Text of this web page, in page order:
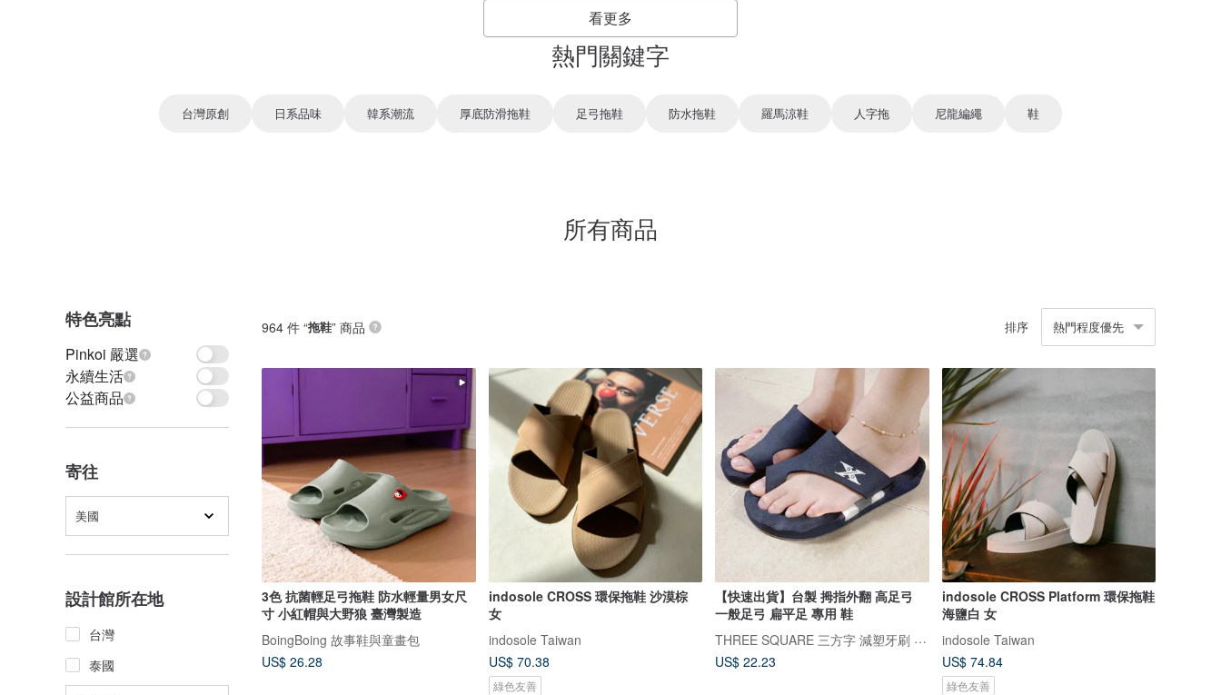
看更多
熱門關鍵字
台灣原創 日系品味 韓系潮流 厚底防滑拖鞋 足弓拖鞋 防水拖鞋 羅馬涼鞋 人字拖 尼龍編繩 鞋
所有商品
特色亮點
Pinkoi 嚴選
永續生活
公益商品
寄往
美國
設計館所在地
台灣
泰國
964 件 “拖鞋” 商品 排序 熱門程度優先
3色 抗菌輕足弓拖鞋 防水輕量男女尺
寸 小紅帽與大野狼 臺灣製造
BoingBoing 故事鞋與童畫包
US$ 26.28
indosole CROSS 環保拖鞋 沙漠棕
女
indosole Taiwan
US$ 70.38
綠色友善
【快速出貨】台製 拇指外翻 高足弓
一般足弓 扁平足 專用 鞋
THREE SQUARE 三方字 減塑牙刷 氣墊拖鞋
US$ 22.23
indosole CROSS Platform 環保拖鞋
海鹽白 女
indosole Taiwan
US$ 74.84
綠色友善